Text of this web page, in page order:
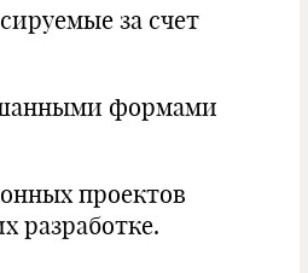
за счет
формами
проектов
разработке.